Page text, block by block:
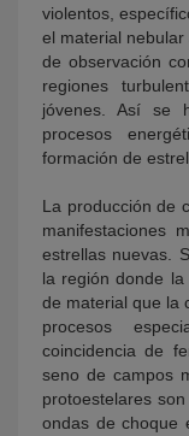
violentos,
el material
de observación
regiones
jóvenes. Así se
procesos
formación de
La producción de
manifestaciones
estrellas nuevas.
la región donde
de material que la
procesos
coincidencia de
seno de campos
protoestelares
ondas de choque